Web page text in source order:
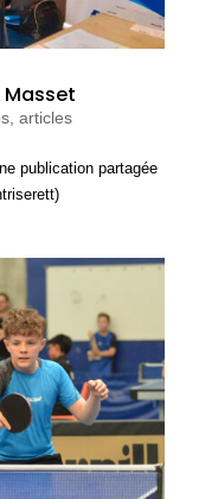
articles
publication partagée